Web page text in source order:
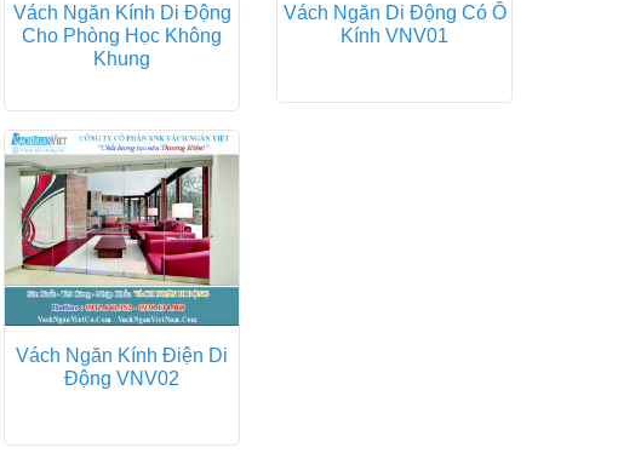
Vách Ngăn Kính Di Động
Cho Phòng Học Không
Khung
Vách Ngăn Di Động Có Ô
Kính VNV01
Vách Ngăn Kính Điện Di
Động VNV02